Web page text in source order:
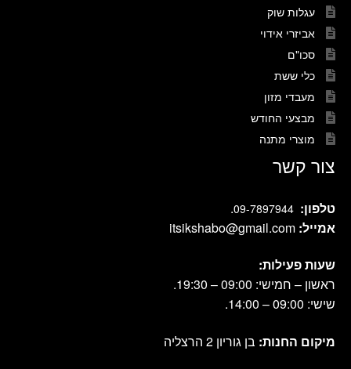
עגלות שוק
אביזרי אידוי
סכו"ם
כלי ששת
מעבדי מזון
מבצעי החודש
מוצרי מתנה
צור קשר
טלפון: 09-7897944
.
אמייל: itsikshabo@gmail.com
שעות פעילות:
ראשון – חמישי: 09:00 – 19:30.
שישי: 09:00 – 14:00.
מיקום החנות: בן גוריון 2 הרצליה